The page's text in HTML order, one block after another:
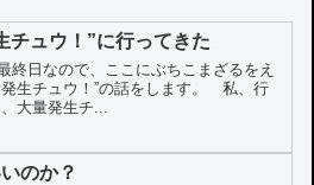
チュウ！”に行ってきた
終日なので、ここにぶちこまざるをえ
生チュウ！”の話をします。 私、行
大量発生チ...
のか？